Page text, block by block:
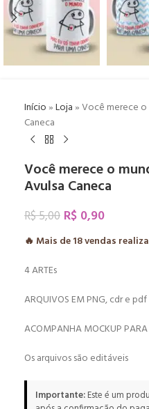
Início»Loja»Você merece o
Caneca
Você merece o
Avulsa Caneca
R$5,00 R$ 0,90
🔥 Mais de18vendas
4 ARTEs
ARQUIVOS EM PNG, cdr e pdf
ACOMPANHA MOCKUP
Os arquivos são editáveis
Importante:Este é um